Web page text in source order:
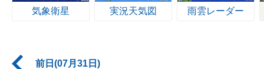
気象衛星 実況天気図 雨雲レーダー
前日(07月31日)